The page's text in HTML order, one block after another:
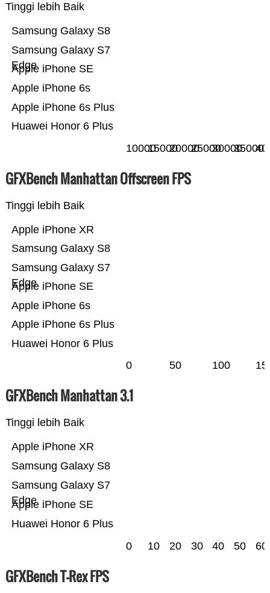
Tinggi lebih Baik
Huawei Honor 6 Plus
Apple iPhone 6s Plus
Apple iPhone 6s
Apple iPhone SE
Samsung Galaxy S7
Edge
Samsung Galaxy S8
100001500020000250003000035000
GFXBench Manhattan Offscreen FPS
Tinggi lebih Baik
Huawei Honor 6 Plus
Apple iPhone 6s Plus
Apple iPhone 6s
Apple iPhone SE
Samsung Galaxy S7
Edge
Samsung Galaxy S8
Apple iPhone XR
0 50 100
GFXBench Manhattan 3.1
Tinggi lebih Baik
Huawei Honor 6 Plus
Apple iPhone SE
Samsung Galaxy S7
Edge
Samsung Galaxy S8
Apple iPhone XR
0 10 20 30 40 50 60
GFXBench T-Rex FPS